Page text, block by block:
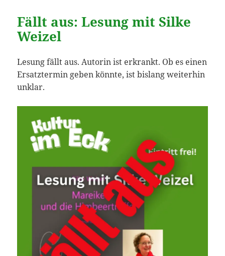
Fällt aus: Lesung mit Silke
Weizel
Lesung fällt aus. Autorin ist erkrankt. Ob es einen
Ersatztermin geben könnte, ist bislang weiterhin
unklar.